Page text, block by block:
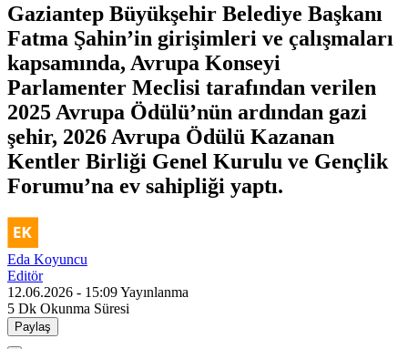
Gaziantep Büyükşehir Belediye Başkanı
Fatma Şahin’in girişimleri ve çalışmaları
kapsamında, Avrupa Konseyi
Parlamenter Meclisi tarafından verilen
2025 Avrupa Ödülü’nün ardından gazi
şehir, 2026 Avrupa Ödülü Kazanan
Kentler Birliği Genel Kurulu ve Gençlik
Forumu’na ev sahipliği yaptı.
Eda Koyuncu
Editör
12.06.2026 - 15:09Yayınlanma
5 Dk Okunma Süresi
Paylaş